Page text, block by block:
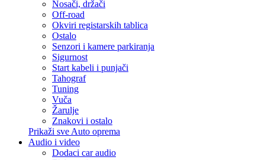
Nosači, držači
Off-road
Okviri registarskih tablica
Ostalo
Senzori i kamere parkiranja
Sigurnost
Start kabeli i punjači
Tahograf
Tuning
Vuča
Žarulje
Znakovi i ostalo
Prikaži sve Auto oprema
Audio i video
Dodaci car audio